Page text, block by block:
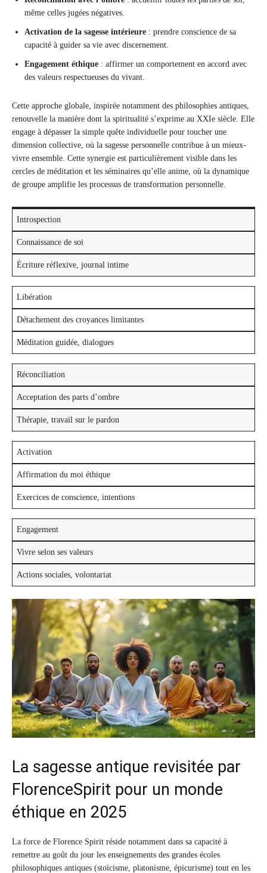
même celles jugées négatives.
Activation de la sagesse intérieure : prendre conscience de sa
capacité à guider sa vie avec discernement.
Engagement éthique : affirmer un comportement en accord avec
des valeurs respectueuses du vivant.
Cette approche globale, inspirée notamment des philosophies antiques,
renouvelle la manière dont la spiritualité s’exprime au XXIe siècle. Elle
engage à dépasser la simple quête individuelle pour toucher une
dimension collective, où la sagesse personnelle contribue à un mieux-
vivre ensemble. Cette synergie est particulièrement visible dans les
cercles de méditation et les séminaires qu’elle anime, où la dynamique
de groupe amplifie les processus de transformation personnelle.
Introspection
Connaissance de soi
Écriture réflexive, journal intime
Libération
Détachement des croyances limitantes
Méditation guidée, dialogues
Réconciliation
Acceptation des parts d’ombre
Thérapie, travail sur le pardon
Activation
Affirmation du moi éthique
Exercices de conscience, intentions
Engagement
Vivre selon ses valeurs
Actions sociales, volontariat
La sagesse antique revisitée par
FlorenceSpirit pour un monde
éthique en 2025
La force de Florence Spirit réside notamment dans sa capacité à
remettre au goût du jour les enseignements des grandes écoles
philosophiques antiques (stoïcisme, platonisme, épicurisme) tout en les